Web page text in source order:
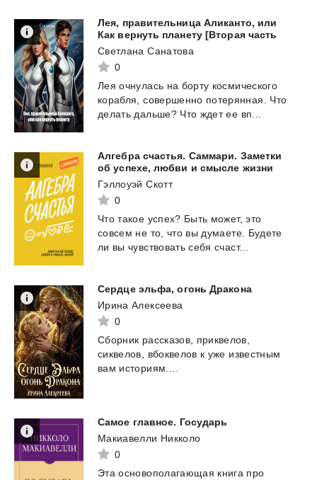
Лея, правительница Аликанто, или
Как вернуть планету [Вторая часть
Светлана Санатова
0
Лея очнулась на борту космического
корабля,
совершенно потерянная.
Что
делать дальше? Что ждет ее вп...
Алгебра счастья. Саммари. Заметки
об успехе, любви и смысле жизни
Гэллоуэй Скотт
0
Что такое успех? Быть может, это
совсем не то, что вы думаете.
Будете
ли вы чувствовать себя счаст...
Сердце эльфа, огонь Дракона
Ирина Алексеева
0
Сборник рассказов,
приквелов,
сиквелов,
вбоквелов к уже известным
вам историям....
Самое главное. Государь
Макиавелли Никколо
0
Эта основополагающая книга про